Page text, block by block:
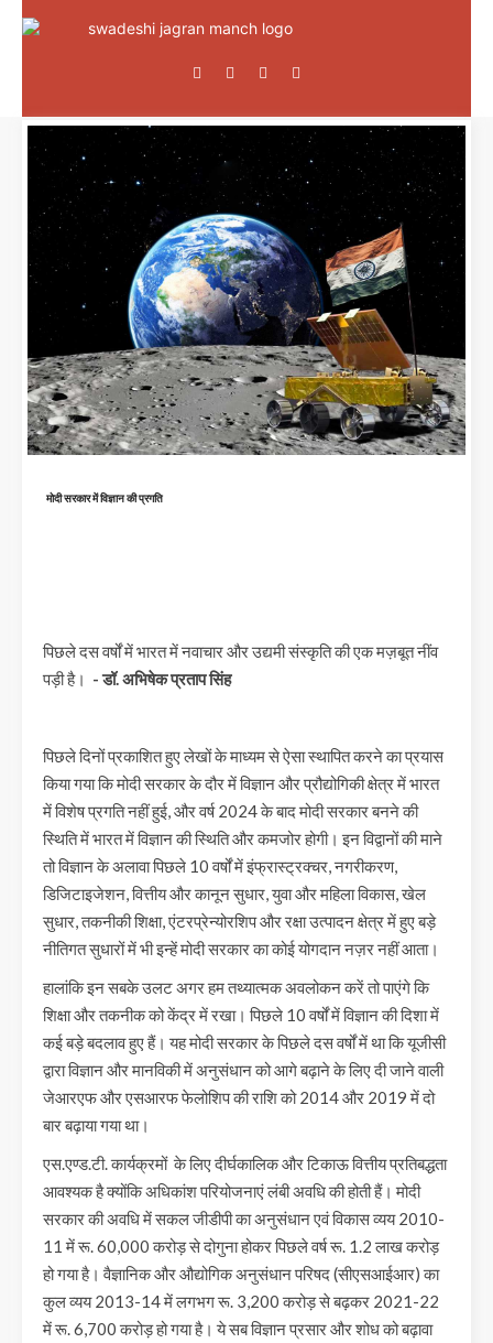
मोदी सरकार में विज्ञान की प्रगति
पिछले दस वर्षों में भारत में नवाचार और उद्यमी संस्कृति की एक मज़बूत नींव
पड़ी है। - डॉ. अभिषेक प्रताप सिंह
पिछले दिनों प्रकाशित हुए लेखों के माध्यम से ऐसा स्थापित करने का प्रयास
किया गया कि मोदी सरकार के दौर में विज्ञान और प्रौद्योगिकी क्षेत्र में भारत
में विशेष प्रगति नहीं हुई, और वर्ष 2024 के बाद मोदी सरकार बनने की
स्थिति में भारत में विज्ञान की स्थिति और कमजोर होगी। इन विद्वानों की माने
तो विज्ञान के अलावा पिछले 10 वर्षों में इंफ्रास्ट्रक्चर, नगरीकरण,
डिजिटाइजेशन, वित्तीय और कानून सुधार, युवा और महिला विकास, खेल
सुधार, तकनीकी शिक्षा, एंटरप्रेन्योरशिप और रक्षा उत्पादन क्षेत्र में हुए बड़े
नीतिगत सुधारों में भी इन्हें मोदी सरकार का कोई योगदान नज़र नहीं आता।
हालांकि इन सबके उलट अगर हम तथ्यात्मक अवलोकन करें तो पाएंगे कि
शिक्षा और तकनीक को केंद्र में रखा। पिछले 10 वर्षों में विज्ञान की दिशा में
कई बड़े बदलाव हुए हैं। यह मोदी सरकार के पिछले दस वर्षों में था कि यूजीसी
द्वारा विज्ञान और मानविकी में अनुसंधान को आगे बढ़ाने के लिए दी जाने वाली
जेआरएफ और एसआरफ फेलोशिप की राशि को 2014 और 2019 में दो
बार बढ़ाया गया था।
एस.एण्ड.टी. कार्यक्रमों के लिए दीर्घकालिक और टिकाऊ वित्तीय प्रतिबद्धता
आवश्यक है क्योंकि अधिकांश परियोजनाएं लंबी अवधि की होती हैं। मोदी
सरकार की अवधि में सकल जीडीपी का अनुसंधान एवं विकास व्यय 2010-
11 में रू. 60,000 करोड़ से दोगुना होकर पिछले वर्ष रू. 1.2 लाख करोड़
हो गया है। वैज्ञानिक और औद्योगिक अनुसंधान परिषद (सीएसआईआर) का
कुल व्यय 2013-14 में लगभग रू. 3,200 करोड़ से बढ़कर 2021-22
में रू. 6,700 करोड़ हो गया है। ये सब विज्ञान प्रसार और शोध को बढ़ावा